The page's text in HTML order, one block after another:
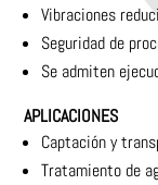
Vibraciones
Seguridad de
Se admiten
APLICACIONES
Captación y
Tratamiento de